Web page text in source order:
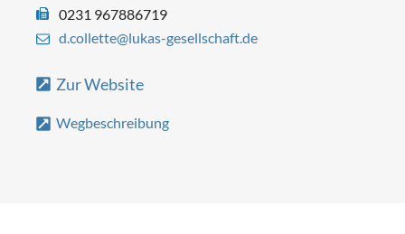
0231 967886719
d.collette@lukas-gesellschaft.de
Zur Website
Wegbeschreibung